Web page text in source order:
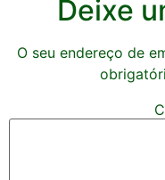
Deixe
O seu endereço de